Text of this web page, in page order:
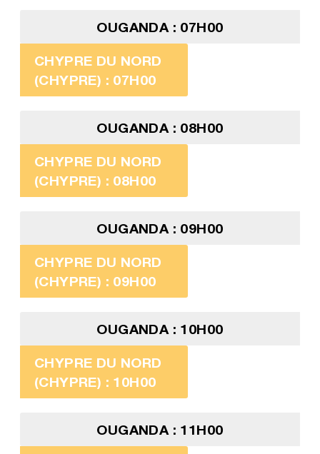
OUGANDA : 07H00
CHYPRE DU NORD
(CHYPRE) : 07H00
OUGANDA : 08H00
CHYPRE DU NORD
(CHYPRE) : 08H00
OUGANDA : 09H00
CHYPRE DU NORD
(CHYPRE) : 09H00
OUGANDA : 10H00
CHYPRE DU NORD
(CHYPRE) : 10H00
OUGANDA : 11H00